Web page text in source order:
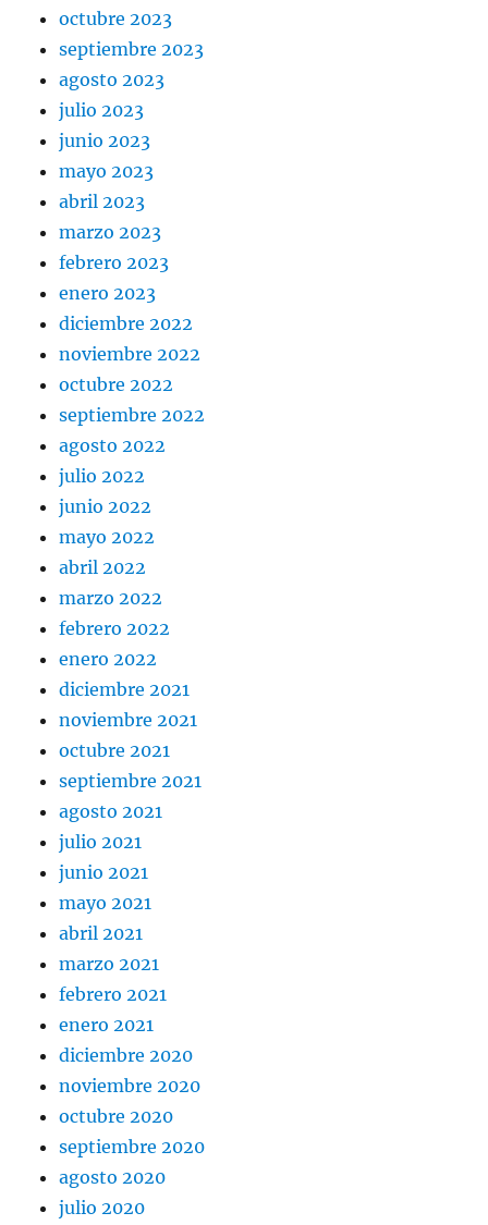
octubre 2023
septiembre 2023
agosto 2023
julio 2023
junio 2023
mayo 2023
abril 2023
marzo 2023
febrero 2023
enero 2023
diciembre 2022
noviembre 2022
octubre 2022
septiembre 2022
agosto 2022
julio 2022
junio 2022
mayo 2022
abril 2022
marzo 2022
febrero 2022
enero 2022
diciembre 2021
noviembre 2021
octubre 2021
septiembre 2021
agosto 2021
julio 2021
junio 2021
mayo 2021
abril 2021
marzo 2021
febrero 2021
enero 2021
diciembre 2020
noviembre 2020
octubre 2020
septiembre 2020
agosto 2020
julio 2020